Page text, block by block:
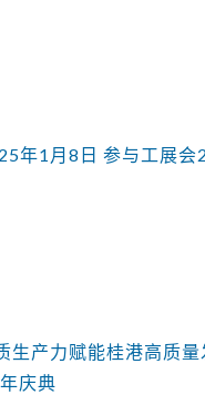
年1月8日 参与工展会
产力赋能桂港高质量
庆典